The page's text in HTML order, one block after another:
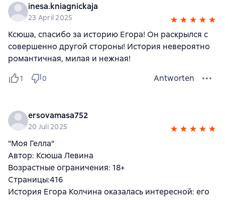
inesa.kniagnickaja
23 April 2025
Ксюша, спасибо за историю Егора! Он раскрылся с
совершенно другой стороны! История невероятно
романтичная, милая и нежная!
1 0 Antworten
ersovamasa752
20 Juli 2025
"Моя Гелла"
Автор: Ксюша Левина
Возрастные ограничения: 18+
Страницы:416
История Егора Колчина оказалась интересной: его